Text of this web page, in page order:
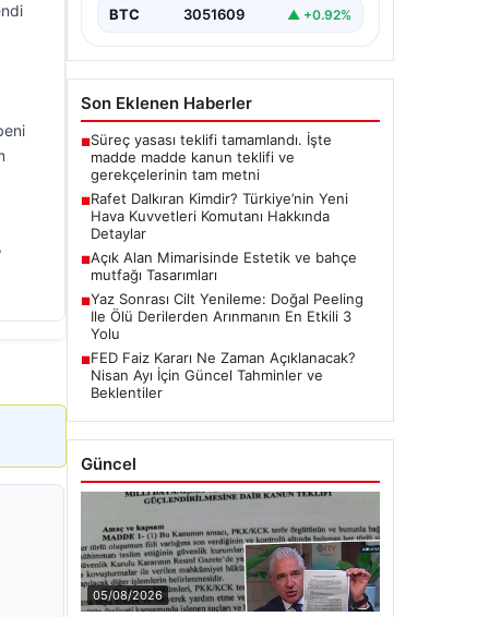
BTC 3051609 ▲ +0.92%
Son Eklenen Haberler
■Süreç yasası teklifi tamamlandı. İşte
madde madde kanun teklifi ve
gerekçelerinin tam metni
■Rafet Dalkıran Kimdir? Türkiye’nin Yeni
Hava Kuvvetleri Komutanı Hakkında
Detaylar
■Açık Alan Mimarisinde Estetik ve bahçe
mutfağı Tasarımları
■Yaz Sonrası Cilt Yenileme: Doğal Peeling
Ile Ölü Derilerden Arınmanın En Etkili 3
Yolu
■FED Faiz Kararı Ne Zaman Açıklanacak?
Nisan Ayı İçin Güncel Tahminler ve
Beklentiler
Güncel
05/08/2026